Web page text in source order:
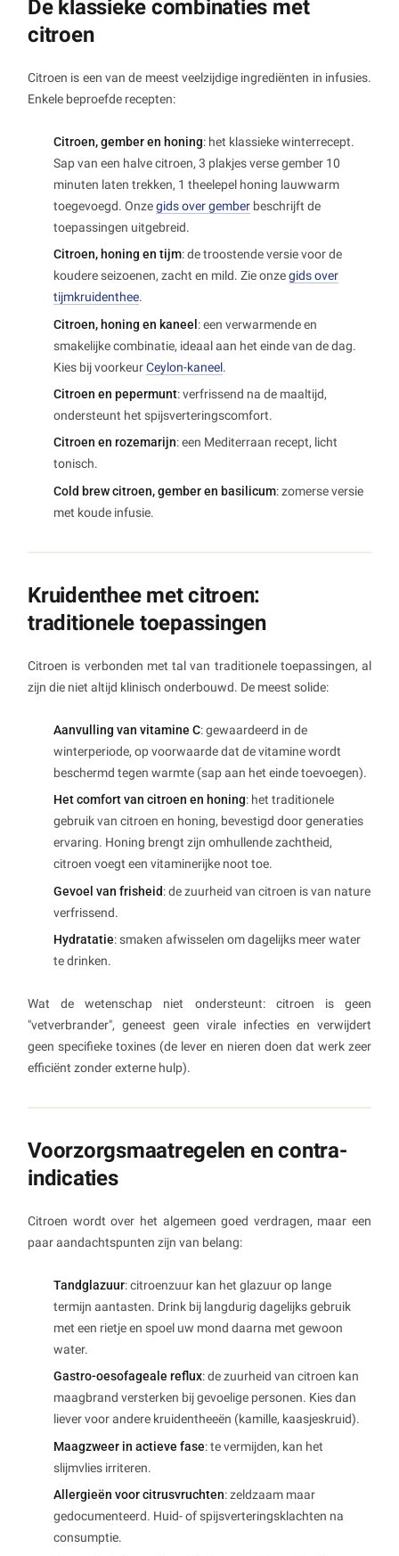
De klassieke combinaties met
citroen
Citroen is een van de meest veelzijdige ingrediënten in infusies.
Enkele beproefde recepten:
Citroen, gember en honing: het klassieke winterrecept.
Sap van een halve citroen, 3 plakjes verse gember 10
minuten laten trekken, 1 theelepel honing lauwwarm
toegevoegd. Onzegids over gember beschrijft de
toepassingen uitgebreid.
Citroen, honing en tijm: de troostende versie voor de
koudere seizoenen, zacht en mild. Zie onzegids over
tijmkruidenthee.
Citroen, honing en kaneel : een verwarmende en
smakelijke combinatie, ideaal aan het einde van de dag.
Kies bij voorkeurCeylon-kaneel.
Citroen en pepermunt: verfrissend na de maaltijd,
ondersteunt het spijsverteringscomfort.
Citroen en rozemarijn: een Mediterraan recept, licht
tonisch.
Cold brew citroen, gember en basilicum: zomerse versie
met koude infusie.
Kruidenthee met citroen:
traditionele toepassingen
Citroen is verbonden met tal van traditionele toepassingen, al
zijn die niet altijd klinisch onderbouwd. De meest solide:
Aanvulling van vitamine C: gewaardeerd in de
winterperiode, op voorwaarde dat de vitamine wordt
beschermd tegen warmte (sap aan het einde toevoegen).
Het comfort van citroen en honing: het traditionele
gebruik van citroen en honing, bevestigd door generaties
ervaring. Honing brengt zijn omhullende zachtheid,
citroen voegt een vitaminerijke noot toe.
Gevoel van frisheid: de zuurheid van citroen is van nature
verfrissend.
Hydratatie: smaken afwisselen om dagelijks meer water
te drinken.
Wat de wetenschap niet ondersteunt: citroen is geen
"vetverbrander", geneest geen virale infecties en verwijdert
geen specifieke toxines (de lever en nieren doen dat werk zeer
efficiënt zonder externe hulp).
Voorzorgsmaatregelen en contra-
indicaties
Citroen wordt over het algemeen goed verdragen, maar een
paar aandachtspunten zijn van belang:
Tandglazuur: citroenzuur kan het glazuur op lange
termijn aantasten. Drink bij langdurig dagelijks gebruik
met een rietje en spoel uw mond daarna met gewoon
water.
Gastro-oesofageale reflux: de zuurheid van citroen kan
maagbrand versterken bij gevoelige personen. Kies dan
liever voor andere kruidentheeën (kamille, kaasjeskruid).
Maagzweer in actieve fase: te vermijden, kan het
slijmvlies irriteren.
Allergieën voor citrusvruchten: zeldzaam maar
gedocumenteerd. Huid- of spijsverteringsklachten na
consumptie.